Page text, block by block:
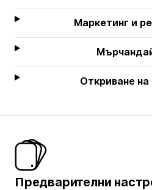
Маркетинг и
Откриване на
Предварителни